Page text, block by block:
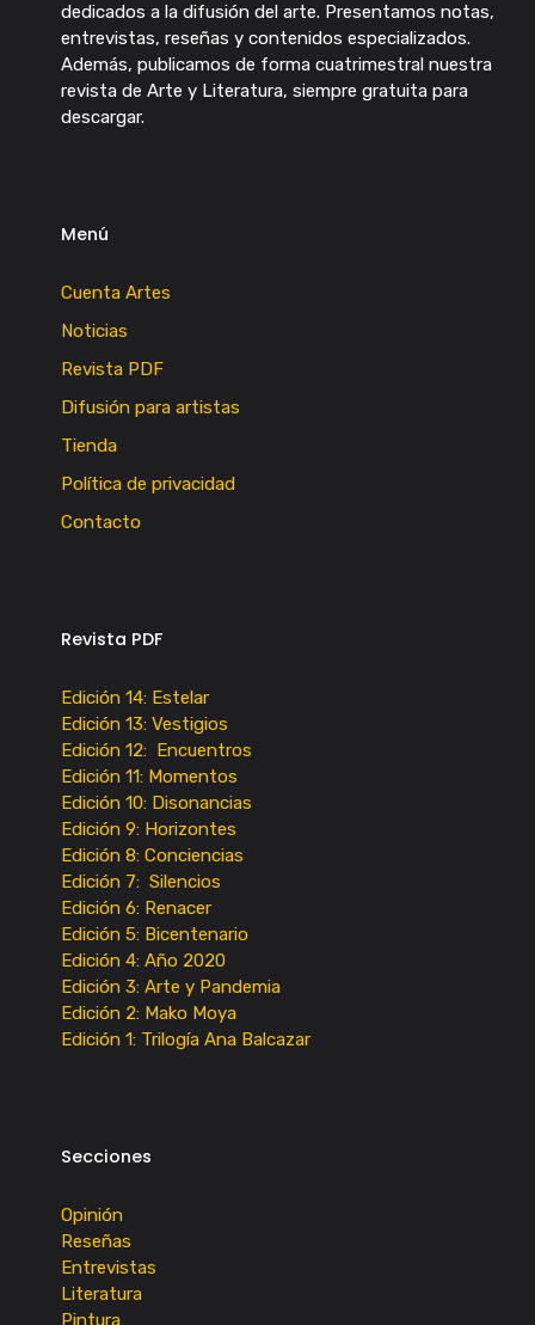
dedicados a la difusión del arte. Presentamos notas,
entrevistas, reseñas y contenidos especializados.
Además, publicamos de forma cuatrimestral nuestra
revista de Arte y Literatura, siempre gratuita para
descargar.
Menú
Cuenta Artes
Noticias
Revista PDF
Difusión para artistas
Tienda
Política de privacidad
Contacto
Revista PDF
Edición 14: Estelar
Edición 13: Vestigios
Edición 12: Encuentros
Edición 11: Momentos
Edición 10: Disonancias
Edición 9: Horizontes
Edición 8: Conciencias
Edición 7: Silencios
Edición 6: Renacer
Edición 5: Bicentenario
Edición 4: Año 2020
Edición 3: Arte y Pandemia
Edición 2: Mako Moya
Edición 1: Trilogía Ana Balcazar
Secciones
Opinión
Reseñas
Entrevistas
Literatura